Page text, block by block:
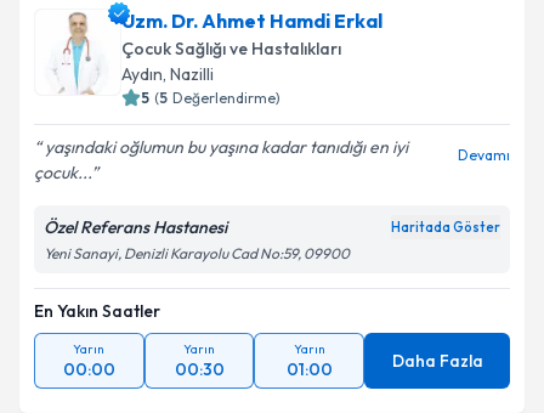
almanız için bir takvim hazırlandığında e-posta ile
bilgilendireceğiz.
E-posta Adresiniz
Metni'ni okudum ve kişisel verilerimin belirtilen
kapsamda işlenmesini kabul ediyorum.
Takvim Talebini Gönder
Uzm. Dr. Ahmet Hamdi Erkal
Çocuk Sağlığı ve Hastalıkları
Aydın, Nazilli
5 (5 Değerlendirme)
yaşındaki oğlumun bu yaşına kadar tanıdığı en iyi
çocuk...
Devamı
Özel Referans Hastanesi Haritada Göster
Yeni Sanayi, Denizli Karayolu Cad No:59, 09900
En Yakın Saatler
Yarın
00:00
Yarın
00:30
Yarın
01:00 Daha Fazla